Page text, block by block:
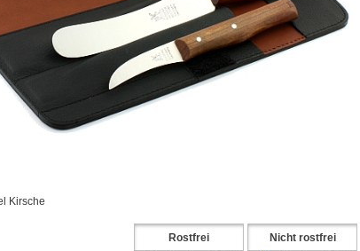
Kirsche
Nicht rostfrei
Rostfrei